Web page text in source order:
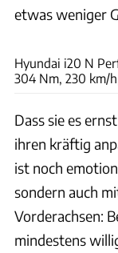
etwas weniger
Hyundai i20 N
304 Nm, 230 km/
Dass sie es
ihren kräftig
ist noch
sondern auch
Vorderachsen:
mindestens